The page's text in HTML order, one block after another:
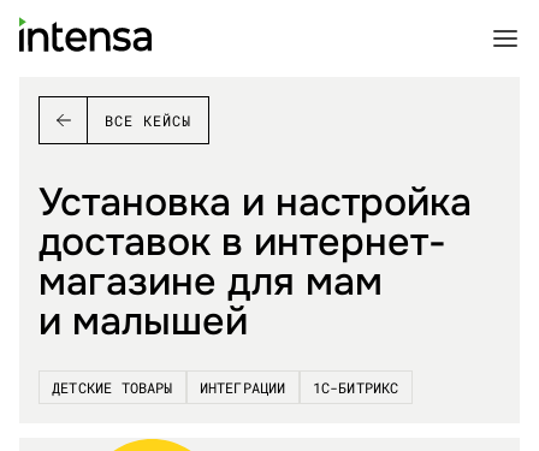
ВСЕ КЕЙСЫ
Установка и настройка
доставок в интернет-
магазине для мам
и малышей
ДЕТСКИЕ ТОВАРЫ ИНТЕГРАЦИИ 1С-БИТРИКС